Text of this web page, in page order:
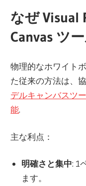
なぜ Visual
Canvas ツ
物理的なホワイト
た従来の方法は、
デルキャンバスツ
能.
主な利点：
明確さと集中: 1
ます。